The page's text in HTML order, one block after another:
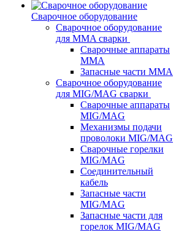
Сварочное оборудование
Сварочное оборудование
для MMA сварки
Сварочные аппараты
MMA
Запасные части MMA
Сварочное оборудование
для MIG/MAG сварки
Сварочные аппараты
MIG/MAG
Механизмы подачи
проволоки MIG/MAG
Сварочные горелки
MIG/MAG
Соединительный
кабель
Запасные части
MIG/MAG
Запасные части для
горелок MIG/MAG